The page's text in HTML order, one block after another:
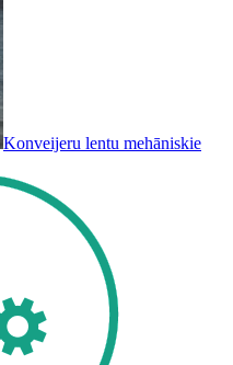
Konveijeru lentu mehāniskie